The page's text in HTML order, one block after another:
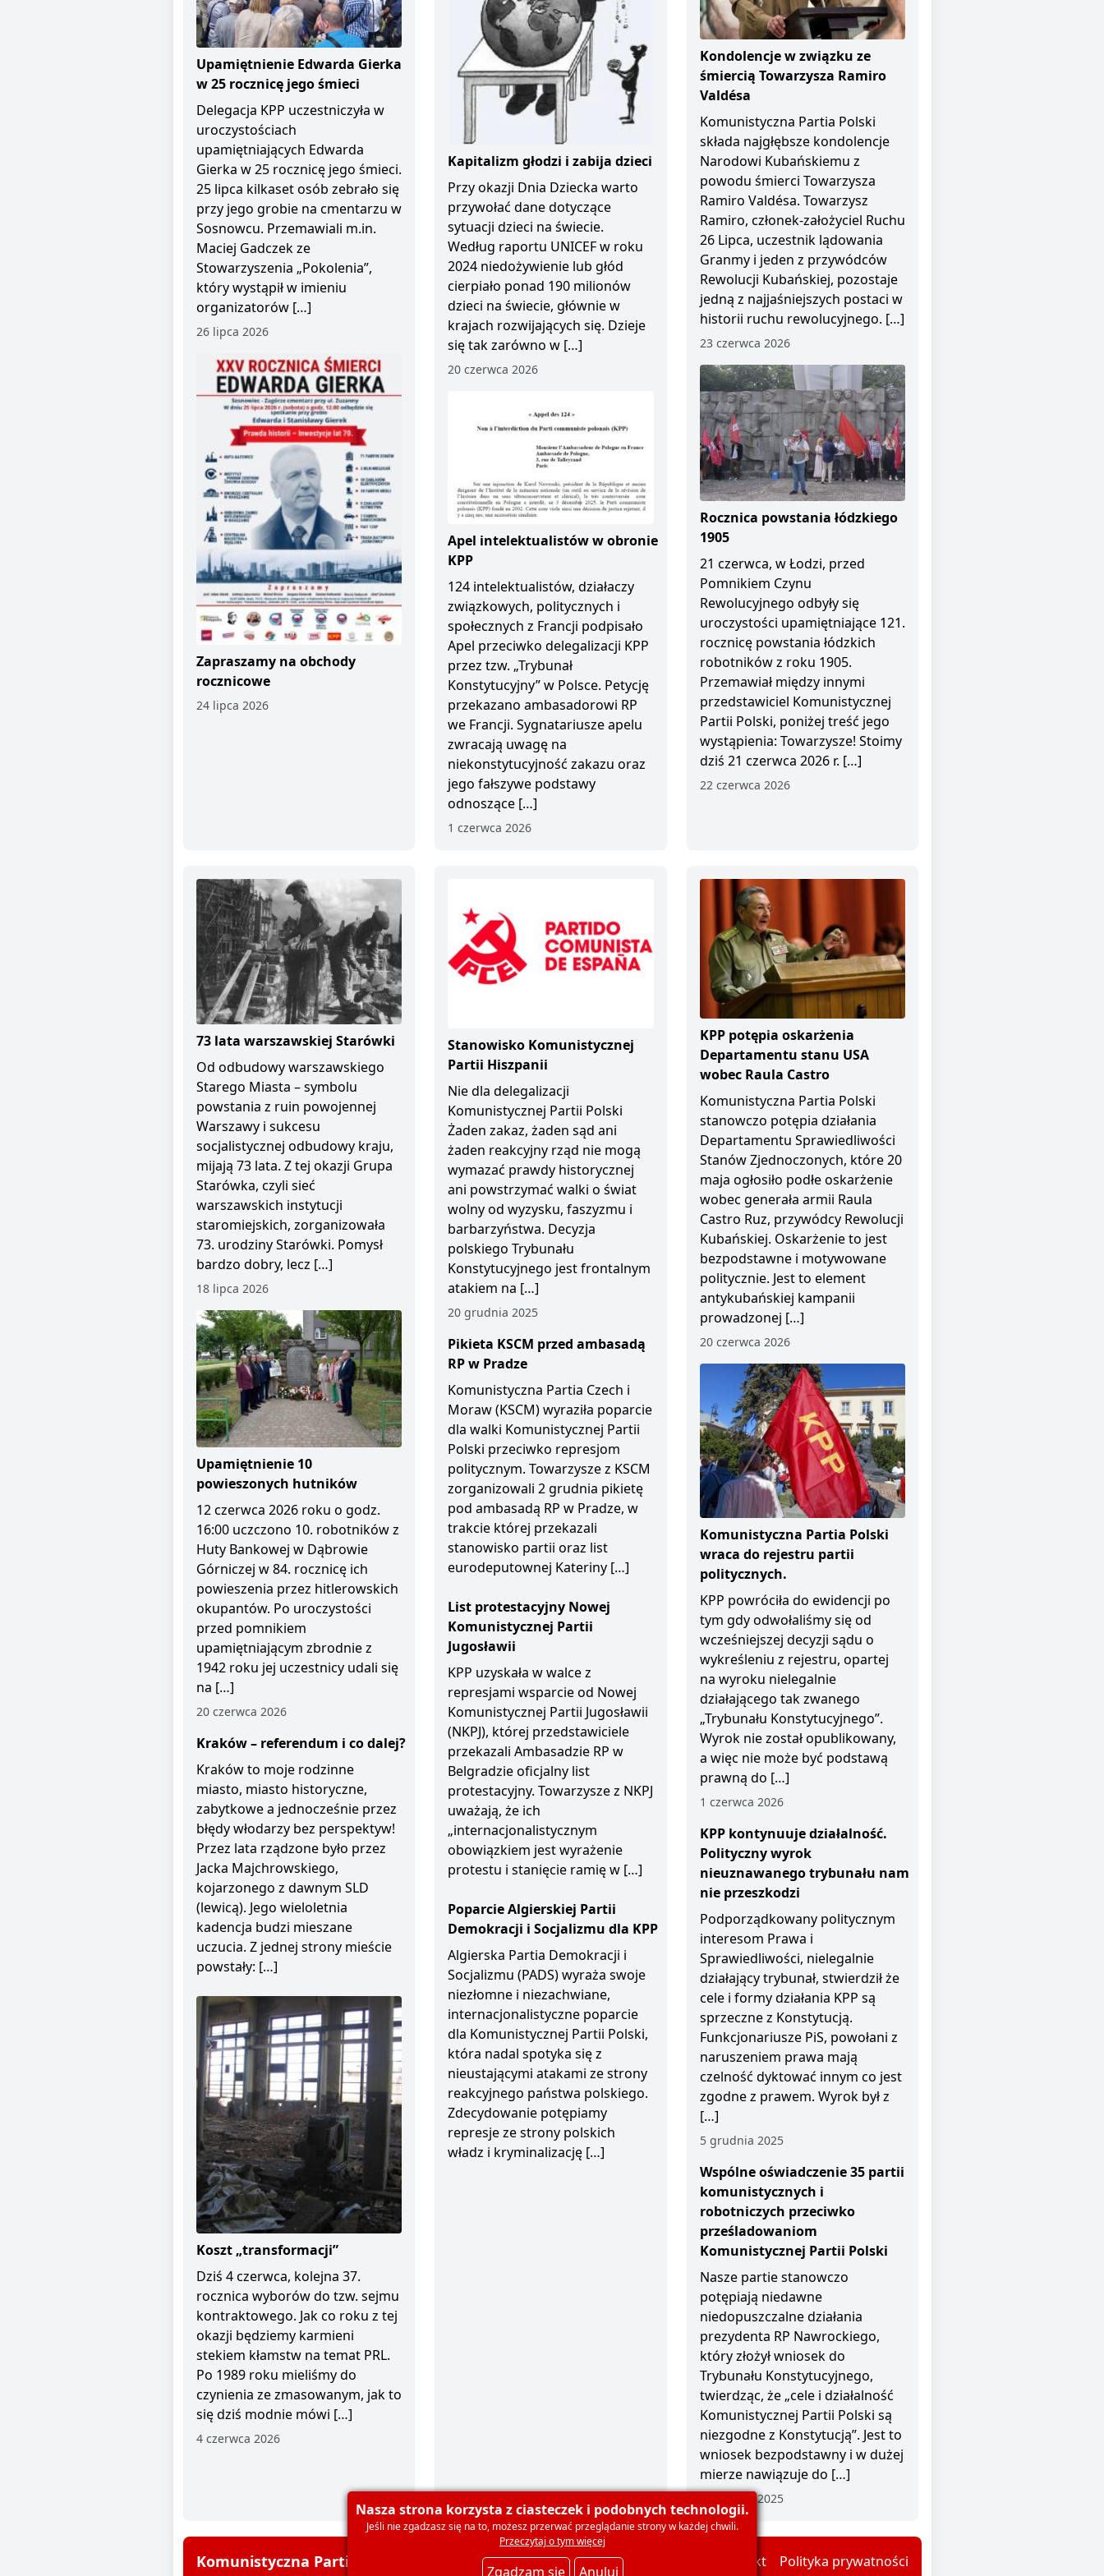
Upamiętnienie Edwarda Gierka
w 25 rocznicę jego śmieci
Delegacja KPP uczestniczyła w
uroczystościach
upamiętniających Edwarda
Gierka w 25 rocznicę jego śmieci.
25 lipca kilkaset osób zebrało się
przy jego grobie na cmentarzu w
Sosnowcu. Przemawiali m.in.
Maciej Gadczek ze
Stowarzyszenia „Pokolenia”,
który wystąpił w imieniu
organizatorów […]
26 lipca 2026
Zapraszamy na obchody
rocznicowe
24 lipca 2026
Kapitalizm głodzi i zabija dzieci
Przy okazji Dnia Dziecka warto
przywołać dane dotyczące
sytuacji dzieci na świecie.
Według raportu UNICEF w roku
2024 niedożywienie lub głód
cierpiało ponad 190 milionów
dzieci na świecie, głównie w
krajach rozwijających się. Dzieje
się tak zarówno w […]
20 czerwca 2026
Apel intelektualistów w obronie
KPP
124 intelektualistów, działaczy
związkowych, politycznych i
społecznych z Francji podpisało
Apel przeciwko delegalizacji KPP
przez tzw. „Trybunał
Konstytucyjny” w Polsce. Petycję
przekazano ambasadorowi RP
we Francji. Sygnatariusze apelu
zwracają uwagę na
niekonstytucyjność zakazu oraz
jego fałszywe podstawy
odnoszące […]
1 czerwca 2026
Kondolencje w związku ze
śmiercią Towarzysza Ramiro
Valdésa
Komunistyczna Partia Polski
składa najgłębsze kondolencje
Narodowi Kubańskiemu z
powodu śmierci Towarzysza
Ramiro Valdésa. Towarzysz
Ramiro, członek-założyciel Ruchu
26 Lipca, uczestnik lądowania
Granmy i jeden z przywódców
Rewolucji Kubańskiej, pozostaje
jedną z najjaśniejszych postaci w
historii ruchu rewolucyjnego. […]
23 czerwca 2026
Rocznica powstania łódzkiego
1905
21 czerwca, w Łodzi, przed
Pomnikiem Czynu
Rewolucyjnego odbyły się
uroczystości upamiętniające 121.
rocznicę powstania łódzkich
robotników z roku 1905.
Przemawiał między innymi
przedstawiciel Komunistycznej
Partii Polski, poniżej treść jego
wystąpienia: Towarzysze! Stoimy
dziś 21 czerwca 2026 r. […]
22 czerwca 2026
73 lata warszawskiej Starówki
Od odbudowy warszawskiego
Starego Miasta – symbolu
powstania z ruin powojennej
Warszawy i sukcesu
socjalistycznej odbudowy kraju,
mijają 73 lata. Z tej okazji Grupa
Starówka, czyli sieć
warszawskich instytucji
staromiejskich, zorganizowała
73. urodziny Starówki. Pomysł
bardzo dobry, lecz […]
18 lipca 2026
Upamiętnienie 10
powieszonych hutników
12 czerwca 2026 roku o godz.
16:00 uczczono 10. robotników z
Huty Bankowej w Dąbrowie
Górniczej w 84. rocznicę ich
powieszenia przez hitlerowskich
okupantów. Po uroczystości
przed pomnikiem
upamiętniającym zbrodnie z
1942 roku jej uczestnicy udali się
na […]
20 czerwca 2026
Kraków – referendum i co dalej?
Kraków to moje rodzinne
miasto, miasto historyczne,
zabytkowe a jednocześnie przez
błędy włodarzy bez perspektyw!
Przez lata rządzone było przez
Jacka Majchrowskiego,
kojarzonego z dawnym SLD
(lewicą). Jego wieloletnia
kadencja budzi mieszane
uczucia. Z jednej strony mieście
powstały: […]
Koszt „transformacji”
Dziś 4 czerwca, kolejna 37.
rocznica wyborów do tzw. sejmu
kontraktowego. Jak co roku z tej
okazji będziemy karmieni
stekiem kłamstw na temat PRL.
Po 1989 roku mieliśmy do
czynienia ze zmasowanym, jak to
się dziś modnie mówi […]
4 czerwca 2026
Stanowisko Komunistycznej
Partii Hiszpanii
Nie dla delegalizacji
Komunistycznej Partii Polski
Żaden zakaz, żaden sąd ani
żaden reakcyjny rząd nie mogą
wymazać prawdy historycznej
ani powstrzymać walki o świat
wolny od wyzysku, faszyzmu i
barbarzyństwa. Decyzja
polskiego Trybunału
Konstytucyjnego jest frontalnym
atakiem na […]
20 grudnia 2025
Pikieta KSCM przed ambasadą
RP w Pradze
Komunistyczna Partia Czech i
Moraw (KSCM) wyraziła poparcie
dla walki Komunistycznej Partii
Polski przeciwko represjom
politycznym. Towarzysze z KSCM
zorganizowali 2 grudnia pikietę
pod ambasadą RP w Pradze, w
trakcie której przekazali
stanowisko partii oraz list
eurodeputownej Kateriny […]
List protestacyjny Nowej
Komunistycznej Partii
Jugosławii
KPP uzyskała w walce z
represjami wsparcie od Nowej
Komunistycznej Partii Jugosławii
(NKPJ), której przedstawiciele
przekazali Ambasadzie RP w
Belgradzie oficjalny list
protestacyjny. Towarzysze z NKPJ
uważają, że ich
„internacjonalistycznym
obowiązkiem jest wyrażenie
protestu i stanięcie ramię w […]
Poparcie Algierskiej Partii
Demokracji i Socjalizmu dla KPP
Algierska Partia Demokracji i
Socjalizmu (PADS) wyraża swoje
niezłomne i niezachwiane,
internacjonalistyczne poparcie
dla Komunistycznej Partii Polski,
która nadal spotyka się z
nieustającymi atakami ze strony
reakcyjnego państwa polskiego.
Zdecydowanie potępiamy
represje ze strony polskich
władz i kryminalizację […]
KPP potępia oskarżenia
Departamentu stanu USA
wobec Raula Castro
Komunistyczna Partia Polski
stanowczo potępia działania
Departamentu Sprawiedliwości
Stanów Zjednoczonych, które 20
maja ogłosiło podłe oskarżenie
wobec generała armii Raula
Castro Ruz, przywódcy Rewolucji
Kubańskiej. Oskarżenie to jest
bezpodstawne i motywowane
politycznie. Jest to element
antykubańskiej kampanii
prowadzonej […]
20 czerwca 2026
Komunistyczna Partia Polski
wraca do rejestru partii
politycznych.
KPP powróciła do ewidencji po
tym gdy odwołaliśmy się od
wcześniejszej decyzji sądu o
wykreśleniu z rejestru, opartej
na wyroku nielegalnie
działającego tak zwanego
„Trybunału Konstytucyjnego”.
Wyrok nie został opublikowany,
a więc nie może być podstawą
prawną do […]
1 czerwca 2026
KPP kontynuuje działalność.
Polityczny wyrok
nieuznawanego trybunału nam
nie przeszkodzi
Podporządkowany politycznym
interesom Prawa i
Sprawiedliwości, nielegalnie
działający trybunał, stwierdził że
cele i formy działania KPP są
sprzeczne z Konstytucją.
Funkcjonariusze PiS, powołani z
naruszeniem prawa mają
czelność dyktować innym co jest
zgodne z prawem. Wyrok był z
[…]
5 grudnia 2025
Wspólne oświadczenie 35 partii
komunistycznych i
robotniczych przeciwko
prześladowaniom
Komunistycznej Partii Polski
Nasze partie stanowczo
potępiają niedawne
niedopuszczalne działania
prezydenta RP Nawrockiego,
który złożył wniosek do
Trybunału Konstytucyjnego,
twierdząc, że „cele i działalność
Komunistycznej Partii Polski są
niezgodne z Konstytucją”. Jest to
wniosek bezpodstawny i w dużej
mierze nawiązuje do […]
1 grudnia 2025
Komunistyczna Partia Polski Dla mediów Deklaracja członkowska Kontakt Polityka prywatności
Nasza strona korzysta z ciasteczek i podobnych technologii.
Jeśli nie zgadzasz się na to, możesz przerwać przeglądanie strony w każdej chwili.
Przeczytaj o tym więcej
Zgadzam się Anuluj